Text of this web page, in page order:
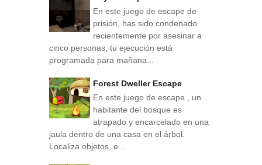
En este juego de escape de
prisión, has sido condenado
recientemente por asesinar a
cinco personas, tu ejecución está
programada para mañana...
Forest Dweller Escape
En este juego de escape , un
habitante del bosque es
atrapado y encarcelado en una
jaula dentro de una casa en el árbol.
Localiza objetos, e...